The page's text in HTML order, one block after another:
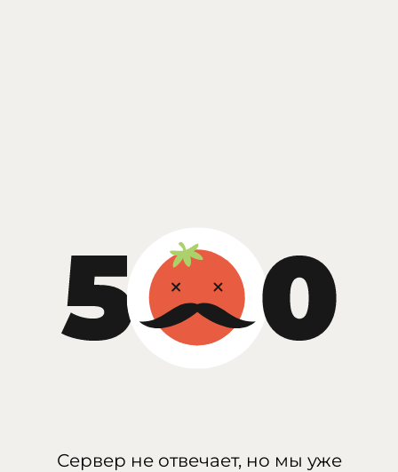
Сервер не отвечает, но мы уже